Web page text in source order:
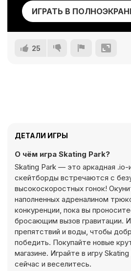
ИГРАТЬ В
25
ДЕТАЛИ ИГРЫ
О чём игра Skating Park?
Skating Park — это аркадная .io-
скейтборды встречаются с
высокоскоростных гонок!
наполненных адреналином
конкуренции, пока вы
бросающим вызов гравитации.
препятствий и воды, чтобы
победить. Покупайте новые
магазине. Играйте в игру
сейчас и веселитесь.